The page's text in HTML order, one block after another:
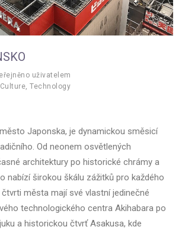
uživatelem
Culture, Technology
Japonska, je dynamickou směsicí
Od neonem osvětlených
architektury po historické chrámy a
nabízí širokou škálu zážitků pro každého
města mají své vlastní jedinečné
technologického centra Akihabara po
a historickou čtvrť Asakusa, kde